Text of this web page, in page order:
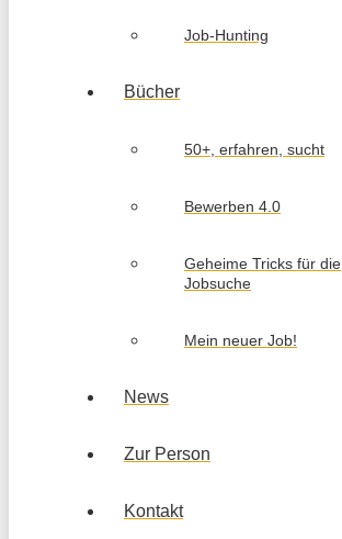
Job-Hunting
Bücher
50+, erfahren, sucht
Bewerben 4.0
Geheime Tricks für die
Jobsuche
Mein neuer Job!
News
Zur Person
Kontakt